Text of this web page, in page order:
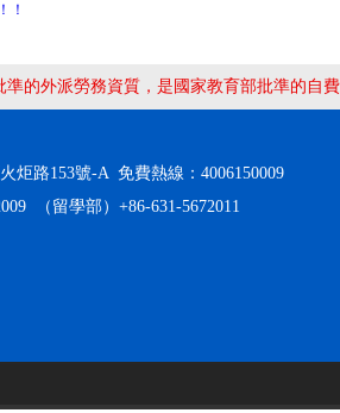
！
的外派勞務資質，是國家教育部批準的自費
炬路153號-A 免費熱線：4006150009
（留學部）+86-631-5672011